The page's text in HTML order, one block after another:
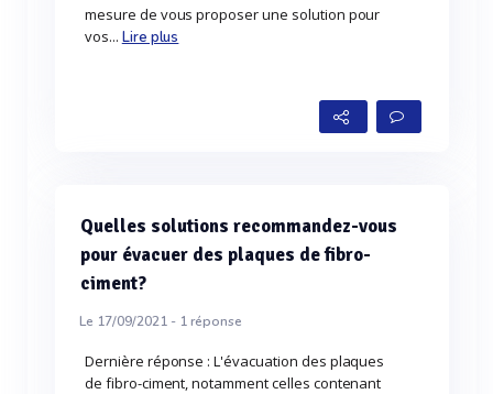
mesure de vous proposer une solution pour
vos... Lire plus
Quelles solutions recommandez-vous
pour évacuer des plaques de fibro-
ciment?
Le 17/09/2021 - 1réponse
Dernière réponse : L'évacuation des plaques
de fibro-ciment, notamment celles contenant